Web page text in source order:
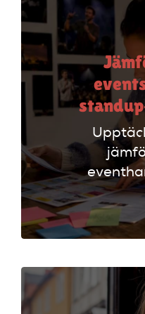
för
och